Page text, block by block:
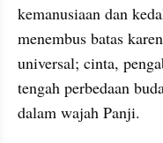
kemanusiaan dan
menembus batas
universal; cinta,
tengah perbedaan
dalam wajah Panji.